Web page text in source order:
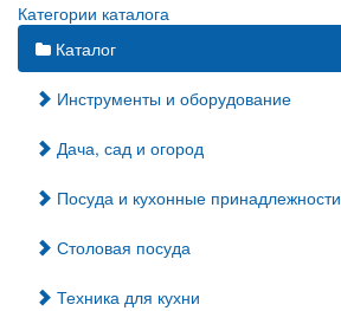
Категории каталога
Каталог
Инструменты и оборудование
Дача, сад и огород
Посуда и кухонные принадлежности
Столовая посуда
Техника для кухни